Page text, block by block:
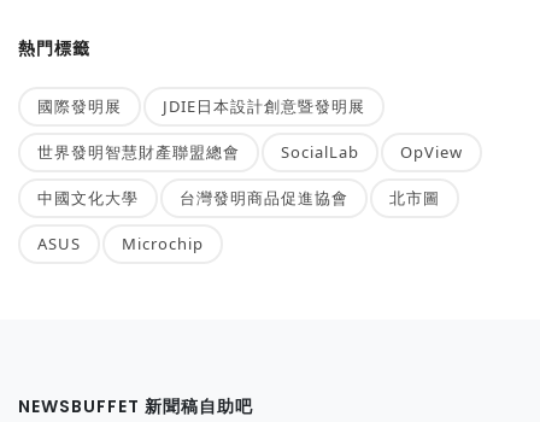
熱門標籤
國際發明展 JDIE日本設計創意暨發明展
世界發明智慧財產聯盟總會 SocialLab OpView
中國文化大學 台灣發明商品促進協會 北市圖
ASUS Microchip
NEWSBUFFET 新聞稿自助吧